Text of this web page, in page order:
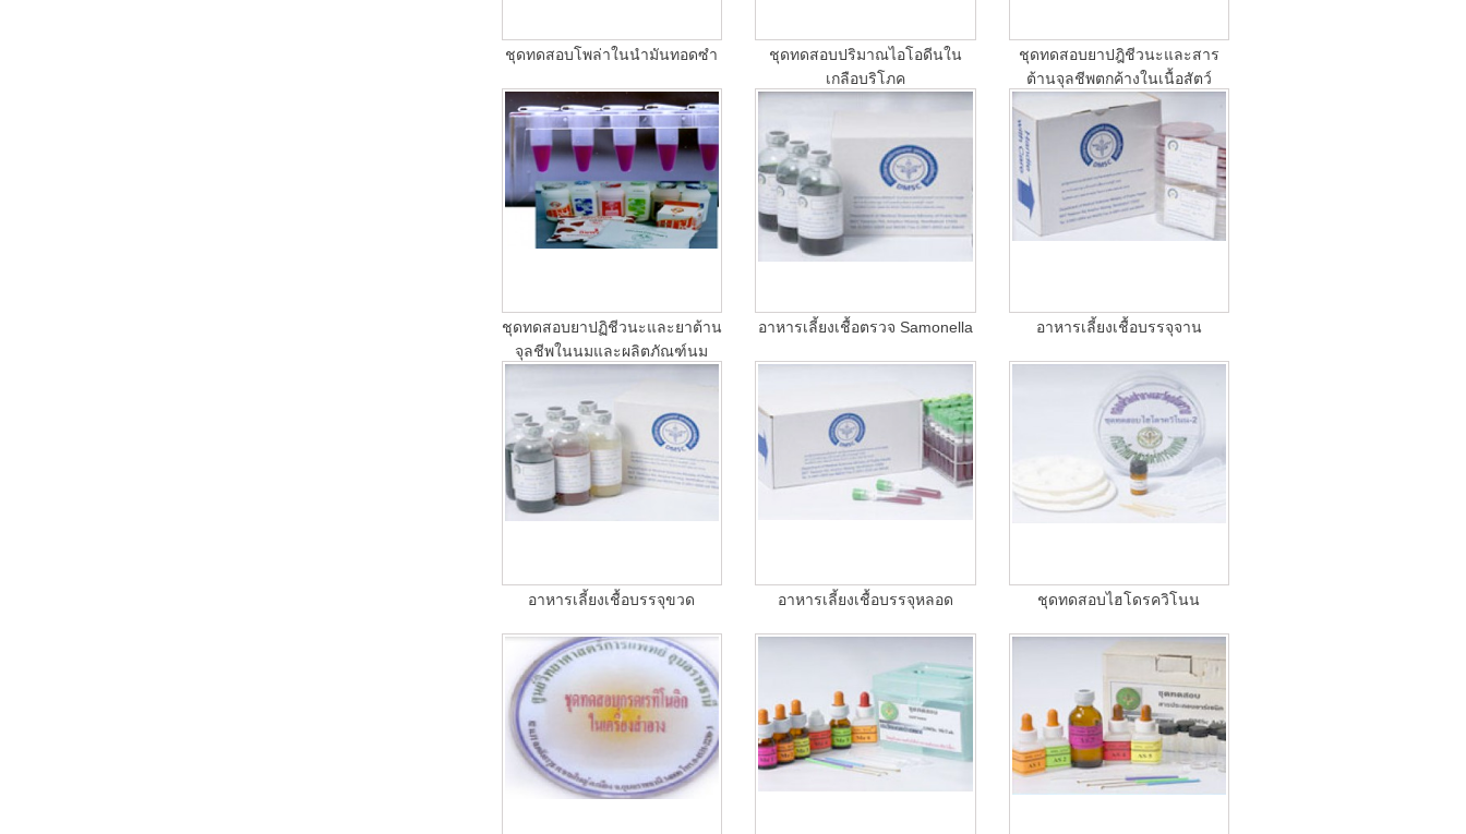
ชุดทดสอบโพล่าในนำมันทอดซำ
ชุดทดสอบปริมาณไอโอดีนใน
เกลือบริโภค
ชุดทดสอบยาปฎิชีวนะและสาร
ต้านจุลชีพตกค้างในเนื้อสัตว์
ชุดทดสอบยาปฏิชีวนะและยาต้าน
จุลชีพในนมและผลิตภัณฑ์นม
อาหารเลี้ยงเชื้อตรวจ Samonella อาหารเลี้ยงเชื้อบรรจุจาน
อาหารเลี้ยงเชื้อบรรจุขวด อาหารเลี้ยงเชื้อบรรจุหลอด ชุดทดสอบไฮโดรควิโนน